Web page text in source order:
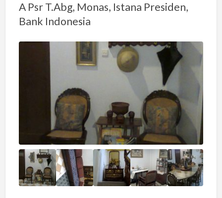
A Psr T.Abg, Monas, Istana Presiden,
Bank Indonesia